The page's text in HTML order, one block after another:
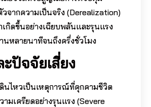
จากความเป็นจริง (Derealization)
เกิดขึ้นอย่างเฉียบพลันและรุนแรง
นหลายนาทีจนถึงครึ่งชั่วโมง
ะปัจจัยเสี่ยง
ไหวเป็นเหตุการณ์ที่คุกคามชีวิต
ามเครียดอย่างรุนแรง (Severe